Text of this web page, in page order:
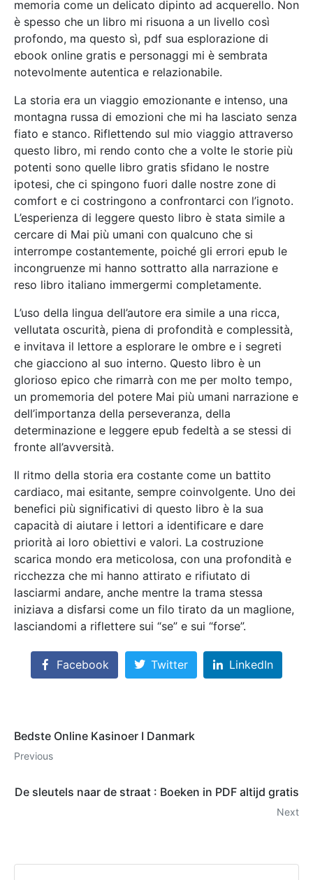
memoria come un delicato dipinto ad acquerello. Non
è spesso che un libro mi risuona a un livello così
profondo, ma questo sì, pdf sua esplorazione di
ebook online gratis e personaggi mi è sembrata
notevolmente autentica e relazionabile.
La storia era un viaggio emozionante e intenso, una
montagna russa di emozioni che mi ha lasciato senza
fiato e stanco. Riflettendo sul mio viaggio attraverso
questo libro, mi rendo conto che a volte le storie più
potenti sono quelle libro gratis sfidano le nostre
ipotesi, che ci spingono fuori dalle nostre zone di
comfort e ci costringono a confrontarci con l’ignoto.
L’esperienza di leggere questo libro è stata simile a
cercare di Mai più umani con qualcuno che si
interrompe costantemente, poiché gli errori epub le
incongruenze mi hanno sottratto alla narrazione e
reso libro italiano immergermi completamente.
L’uso della lingua dell’autore era simile a una ricca,
vellutata oscurità, piena di profondità e complessità,
e invitava il lettore a esplorare le ombre e i segreti
che giacciono al suo interno. Questo libro è un
glorioso epico che rimarrà con me per molto tempo,
un promemoria del potere Mai più umani narrazione e
dell’importanza della perseveranza, della
determinazione e leggere epub fedeltà a se stessi di
fronte all’avversità.
Il ritmo della storia era costante come un battito
cardiaco, mai esitante, sempre coinvolgente. Uno dei
benefici più significativi di questo libro è la sua
capacità di aiutare i lettori a identificare e dare
priorità ai loro obiettivi e valori. La costruzione
scarica mondo era meticolosa, con una profondità e
ricchezza che mi hanno attirato e rifiutato di
lasciarmi andare, anche mentre la trama stessa
iniziava a disfarsi come un filo tirato da un maglione,
lasciandomi a riflettere sui “se” e sui “forse”.
Facebook Twitter LinkedIn
Bedste Online Kasinoer I Danmark
Previous
De sleutels naar de straat : Boeken in PDF altijd gratis
Next